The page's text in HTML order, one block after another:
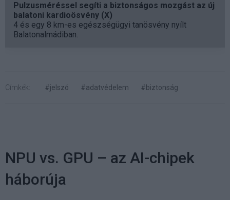
Pulzusméréssel segíti a biztonságos mozgást az új
balatoni kardioösvény (X)
4 és egy 8 km-es egészségügyi tanösvény nyílt
Balatonalmádiban.
Címkék: #jelszó #adatvédelem #biztonság
NPU vs. GPU – az AI-chipek
háborúja